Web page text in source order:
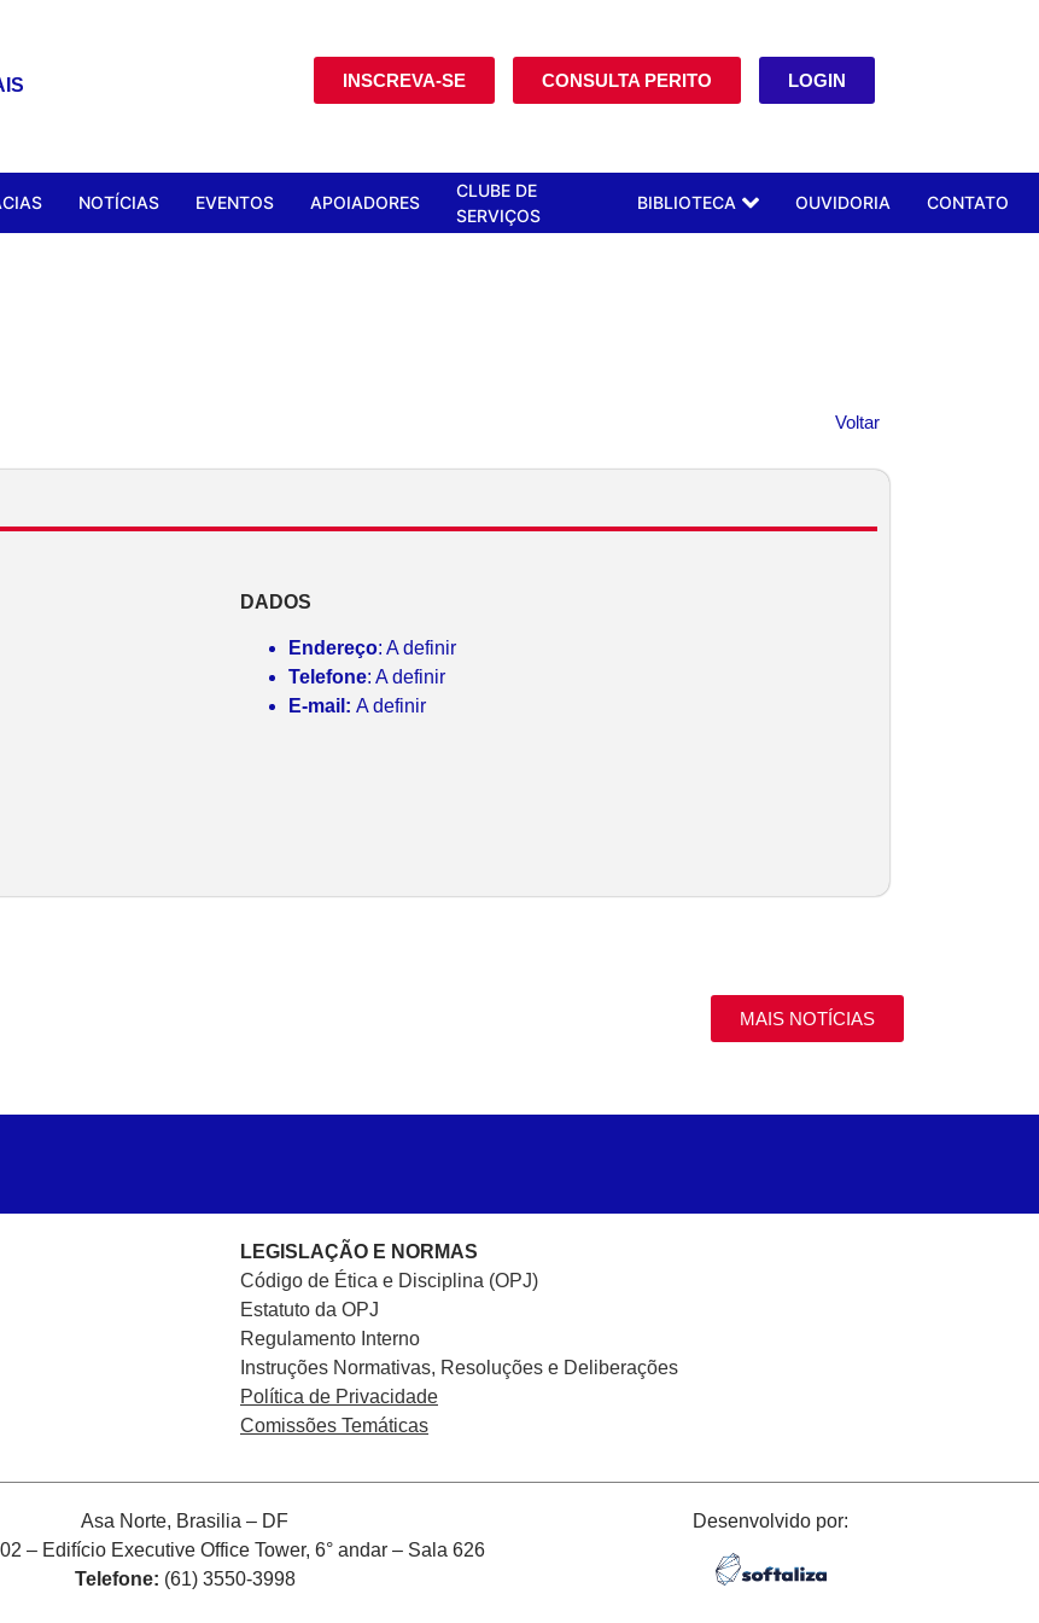
INSCREVA-SE CONSULTA PERITO LOGIN
NOTÍCIAS EVENTOS APOIADORES
CLUBE DE
SERVIÇOS
BIBLIOTECA OUVIDORIA CONTATO
Voltar
DADOS
Endereço: A definir
Telefone: A definir
E-mail: A definir
MAIS NOTÍCIAS
LEGISLAÇÃO E NORMAS
Código de Ética e Disciplina (OPJ)
Estatuto da OPJ
Regulamento Interno
Instruções Normativas, Resoluções e Deliberações
Política de Privacidade
Comissões Temáticas
Asa Norte, Brasilia – DF
– Edifício Executive Office Tower, 6° andar – Sala 626
Telefone: (61) 3550-3998
Desenvolvido por: